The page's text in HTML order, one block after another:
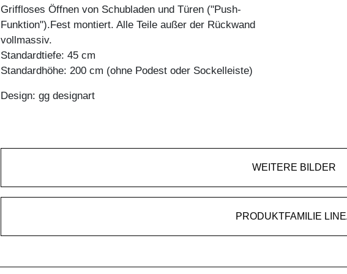
Griffloses Öffnen von Schubladen und Türen ("Push-
Funktion").Fest montiert. Alle Teile außer der Rückwand
vollmassiv.
Standardtiefe: 45 cm
Standardhöhe: 200 cm (ohne Podest oder Sockelleiste)
Design: gg designart
WEITERE BILDER
PRODUKTFAMILIE